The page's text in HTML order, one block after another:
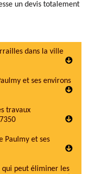
un devis totalement
dans la ville
et ses environs
travaux
Paulmy et ses
qui peut éliminer les